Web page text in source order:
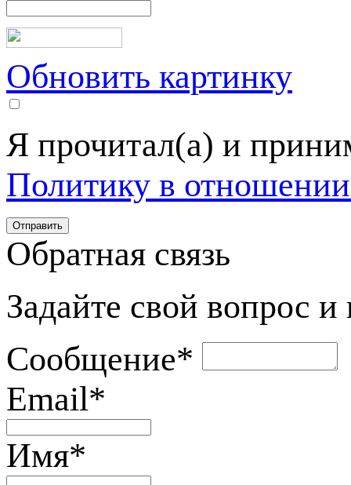
Обновить картинку
Я прочитал(а) и
Политику в
Обратная связь
Задайте свой вопрос
Сообщение*
Email*
Имя*